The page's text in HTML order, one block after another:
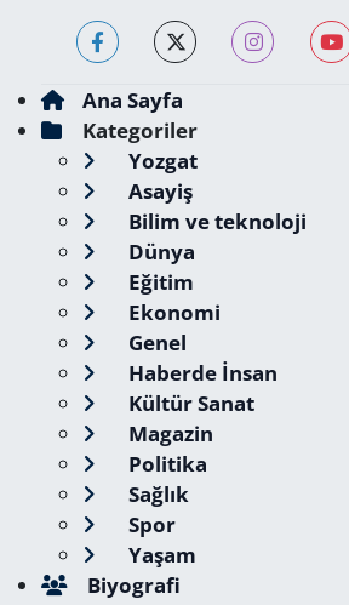
Ana Sayfa
Kategoriler
Yozgat
Asayiş
Bilim ve teknoloji
Dünya
Eğitim
Ekonomi
Genel
Haberde İnsan
Kültür Sanat
Magazin
Politika
Sağlık
Spor
Yaşam
Biyografi